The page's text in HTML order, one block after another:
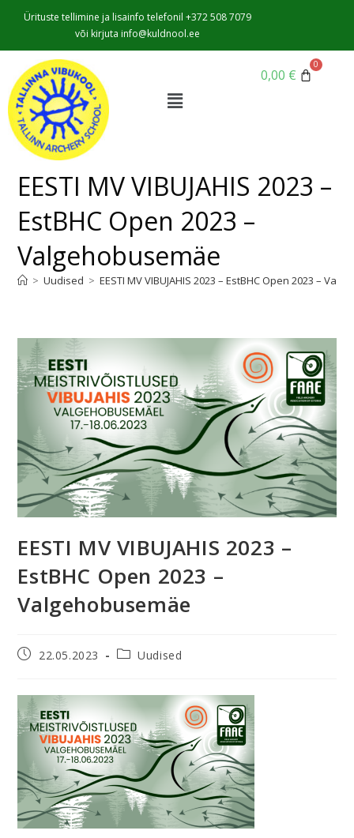
Ürituste tellimine ja lisainfo telefonil +372 508 7079
või kirjuta info@kuldnool.ee
0,00 €
EESTI MV VIBUJAHIS 2023 –
EstBHC Open 2023 –
Valgehobusemäe
> Uudised > EESTI MV VIBUJAHIS 2023 – EstBHC Open 2023 –
EESTI MV VIBUJAHIS 2023 –
EstBHC Open 2023 –
Valgehobusemäe
22.05.2023 Uudised